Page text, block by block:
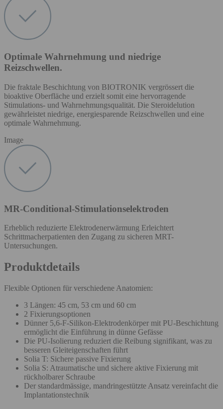
Optimale Wahrnehmung und niedrige
Reizschwellen.
Die fraktale Beschichtung von BIOTRONIK vergrössert die
bioaktive Oberfläche und erzielt somit eine hervorragende
Stimulations- und Wahrnehmungsqualität. Die Steroidelution
gewährleistet niedrige, energiesparende Reizschwellen und eine
optimale Wahrnehmung.
Image
MR-Conditional-Stimulationselektroden
Erheblich reduzierte Elektrodenerwärmung Erleichtert
Schrittmacherpatienten den Zugang zu sicheren MRT-
Untersuchungen.
Produktdetails
Flexible Optionen für verschiedene Anatomien:
3 Längen: 45 cm, 53 cm und 60 cm
2 Fixierungsoptionen
Dünner 5,6-F-Silikon-Elektrodenkörper mit PU-Beschichtung
ermöglicht die Einführung in dünne Gefässe
Die PU-Isolierung reduziert die Reibung signifikant, was zu
besseren Gleiteigenschaften führt
Solia T: Sichere passive Fixierung
Solia S: Atraumatische und sichere aktive Fixierung mit
rückholbarer Schraube
Der standardmässige, mandringestützte Ansatz vereinfacht die
Implantationstechnik